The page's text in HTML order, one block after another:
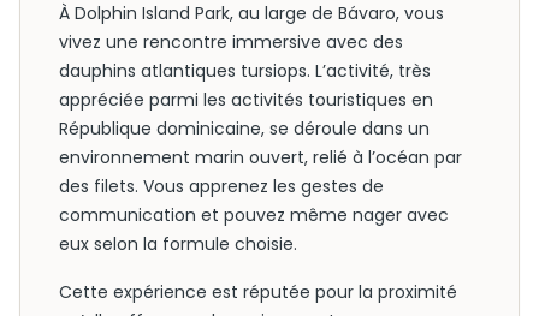
À Dolphin Island Park, au large de Bávaro, vous
vivez une rencontre immersive avec des
dauphins atlantiques tursiops. L’activité, très
appréciée parmi les activités touristiques en
République dominicaine, se déroule dans un
environnement marin ouvert, relié à l’océan par
des filets. Vous apprenez les gestes de
communication et pouvez même nager avec
eux selon la formule choisie.
Cette expérience est réputée pour la proximité